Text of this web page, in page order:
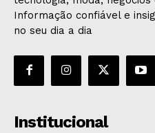
Informação confiável e
no seu dia a dia
Institucional